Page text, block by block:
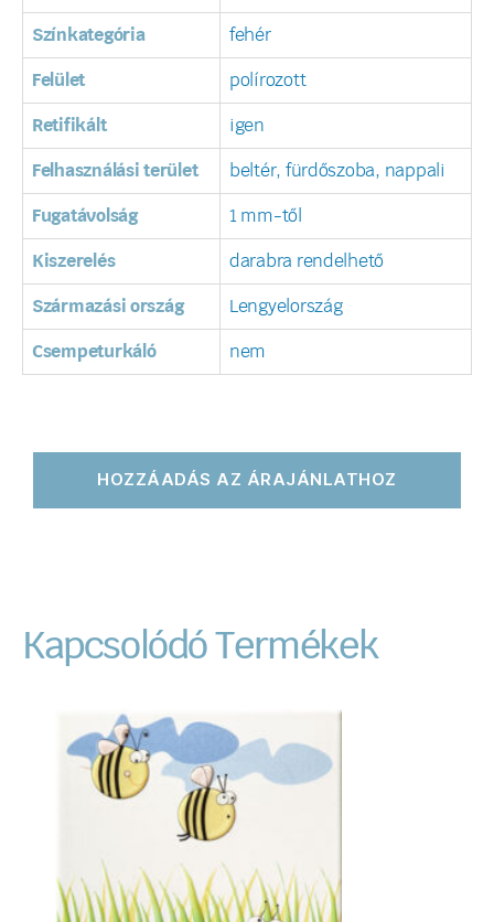
Színkategória fehér
Felület polírozott
Retifikált igen
Felhasználási terület beltér, fürdőszoba, nappali
Fugatávolság 1 mm-től
Kiszerelés darabra rendelhető
Származási ország Lengyelország
Csempeturkáló nem
HOZZÁADÁS AZ ÁRAJÁNLATHOZ
Kapcsolódó Termékek